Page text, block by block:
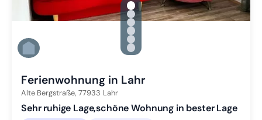
gallery.slide_selector
Zu Slide 1 wechseln
Zu Slide 2 wechseln
Zu Slide 3 wechseln
Zu Slide 4 wechseln
Zu Slide 5 wechseln
Zu Slide 6 wechseln
Ferienwohnung in Lahr
Alte Bergstraße, 77933 Lahr
Sehr ruhige Lage,schöne Wohnung in bester Lage